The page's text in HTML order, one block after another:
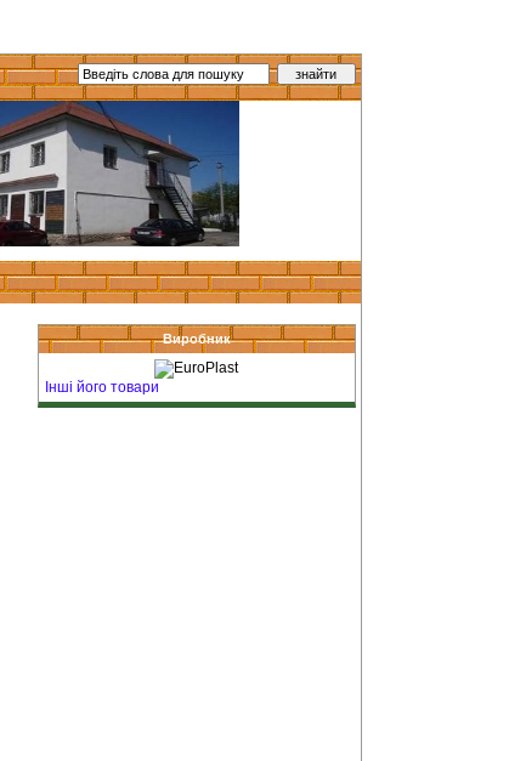
Виробник
Інші його товари